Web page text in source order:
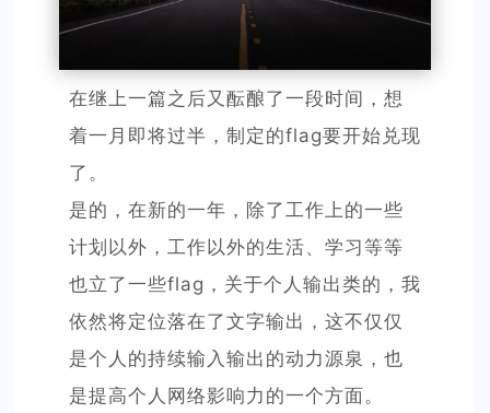
在继上一篇之后又酝酿了一段时间，想
着一月即将过半，制定的flag要开始兑现
了。
是的，在新的一年，除了工作上的一些
计划以外，工作以外的生活、学习等等
也立了一些flag，关于个人输出类的，我
依然将定位落在了文字输出，这不仅仅
是个人的持续输入输出的动力源泉，也
是提高个人网络影响力的一个方面。